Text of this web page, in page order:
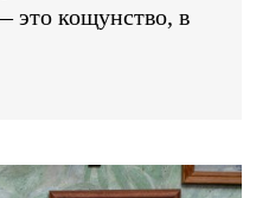
это кощунство, в